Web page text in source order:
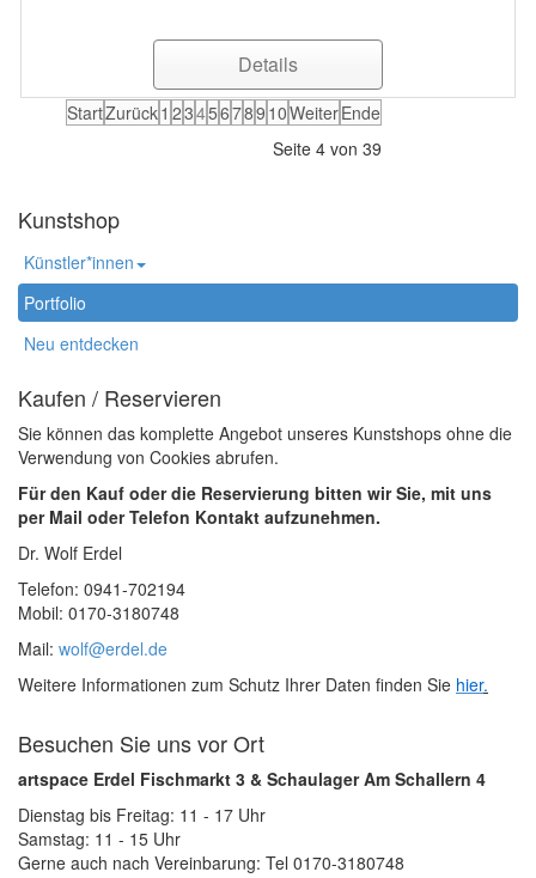
Details
StartZurück1 23456789 10WeiterEnde
Seite 4 von 39
Kunstshop
Künstler*innen
Portfolio
Neu entdecken
Kaufen / Reservieren
Sie können das komplette Angebot unseres Kunstshops ohne die
Verwendung von Cookies abrufen.
Für den Kauf oder die Reservierung bitten wir Sie, mit uns
per Mail oder Telefon Kontakt aufzunehmen.
Dr. Wolf Erdel
Telefon: 0941-702194
Mobil: 0170-3180748
Mail: wolf@erdel.de
Weitere Informationen zum Schutz Ihrer Daten finden Sie hier.
Besuchen Sie uns vor Ort
artspace Erdel Fischmarkt 3 & Schaulager Am Schallern 4
Dienstag bis Freitag: 11 - 17 Uhr
Samstag: 11 - 15 Uhr
Gerne auch nach Vereinbarung: Tel 0170-3180748